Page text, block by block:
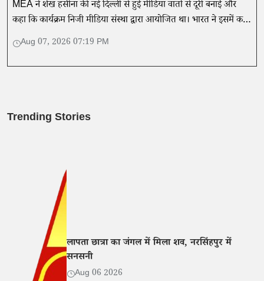
MEA ने शेख हसीना की नई दिल्ली से हुई मीडिया वार्ता से दूरी बनाई और
कहा कि कार्यक्रम निजी मीडिया संस्था द्वारा आयोजित था। भारत ने इसमें कही
गई बातों का समर्थन नहीं किया।
Aug 07, 2026 07:19 PM
Trending Stories
लापता छात्रा का जंगल में मिला शव, नरसिंहपुर में
सनसनी
Aug 06 2026